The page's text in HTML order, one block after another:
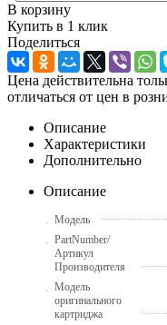
В корзину
Купить в 1 клик
Поделиться
Цена действительна
отличаться от цен в
Описание
Характеристики
Дополнительно
Описание
Модель
PartNumber/
Артикул
Производителя
Модель
оригинального
картриджа